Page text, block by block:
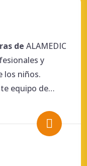
de ALAMEDIC
y
los niños.
equipo de